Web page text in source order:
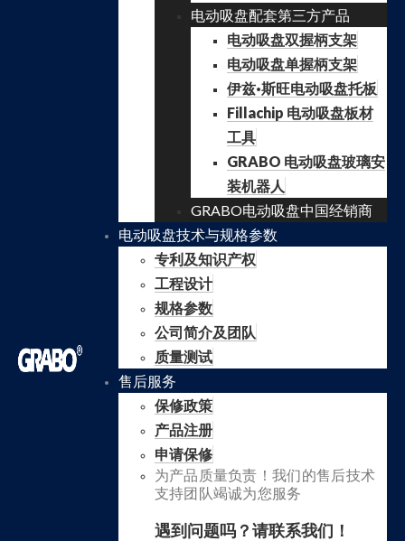
电动吸盘配套第三方产品
电动吸盘双握柄支架
电动吸盘单握柄支架
伊兹·斯旺电动吸盘托板
Fillachip 电动吸盘板材
工具
GRABO 电动吸盘玻璃安
装机器人
GRABO电动吸盘中国经销商
电动吸盘技术与规格参数
专利及知识产权
工程设计
规格参数
公司简介及团队
质量测试
售后服务
保修政策
产品注册
申请保修
为产品质量负责！我们的售后技术
支持团队竭诚为您服务
遇到问题吗？请联系我们！